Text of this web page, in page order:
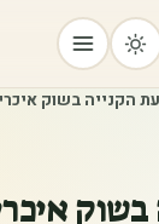
הקנייה בשוק